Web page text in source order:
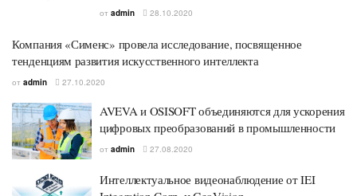
от admin 28.10.2020
Компания «Сименс» провела исследование, посвященное
тенденциям развития искусственного интеллекта
от admin 27.10.2020
AVEVA и OSISOFT объединяются для ускорения
цифровых преобразований в промышленности
от admin 27.08.2020
Интеллектуальное видеонаблюдение от IEI